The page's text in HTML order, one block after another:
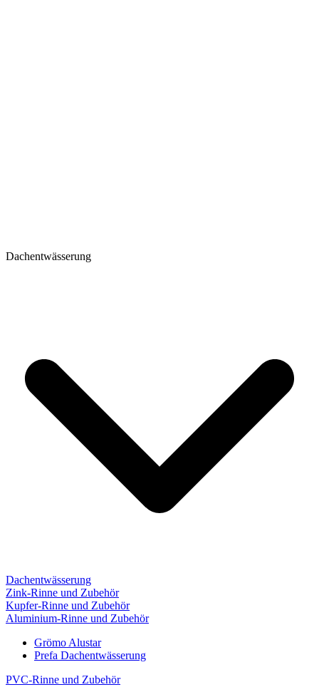
Dachentwässerung
Dachentwässerung
Zink-Rinne und Zubehör
Kupfer-Rinne und Zubehör
Aluminium-Rinne und Zubehör
Grömo Alustar
Prefa Dachentwässerung
PVC-Rinne und Zubehör